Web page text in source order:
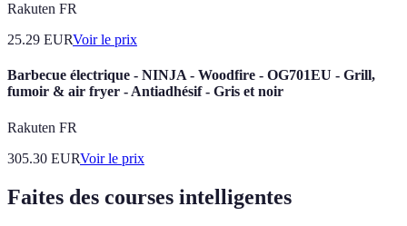
Rakuten FR
25.29 EURVoir le prix
Barbecue électrique - NINJA - Woodfire - OG701EU - Grill,
fumoir & air fryer - Antiadhésif - Gris et noir
Rakuten FR
305.30 EURVoir le prix
Faites des courses intelligentes